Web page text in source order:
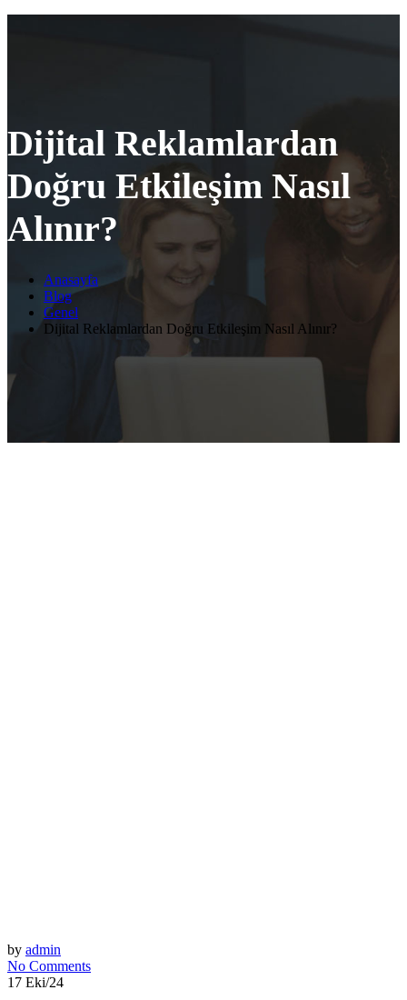
Dijital Reklamlardan
Doğru Etkileşim Nasıl
Alınır?
Anasayfa
Blog
Genel
Dijital Reklamlardan Doğru Etkileşim Nasıl Alınır?
by admin
No Comments
17 Eki/24